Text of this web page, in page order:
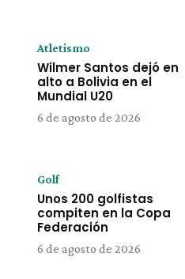
Atletismo
Wilmer Santos dejó en
alto a Bolivia en el
Mundial U20
6 de agosto de 2026
Golf
Unos 200 golfistas
compiten en la Copa
Federación
6 de agosto de 2026